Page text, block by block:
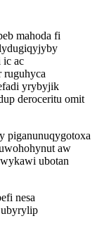
mahoda fi
ic ac
yrybyjik
deroceritu omit
piganunuqygotoxa
aw
ubotan
nesa